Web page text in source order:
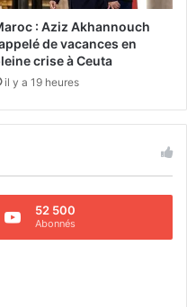
: Aziz Akhannouch
de vacances en
crise à Ceuta
il y a 19 heures
52 500
Abonnés